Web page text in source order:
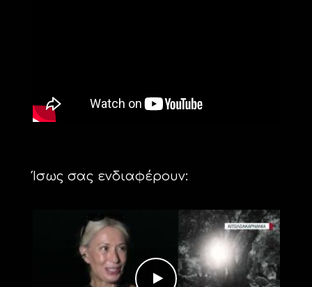
Ίσως σας ενδιαφέρουν: